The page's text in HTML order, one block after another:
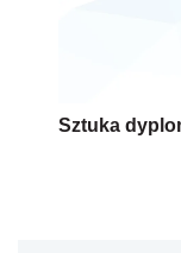
Sztuka